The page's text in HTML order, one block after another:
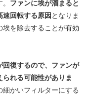
ファンに埃が溜まると
速回転する原因 となりま
を除去することが有効
回復するので、ファンが
れる可能性がありま
かいフィルターにする